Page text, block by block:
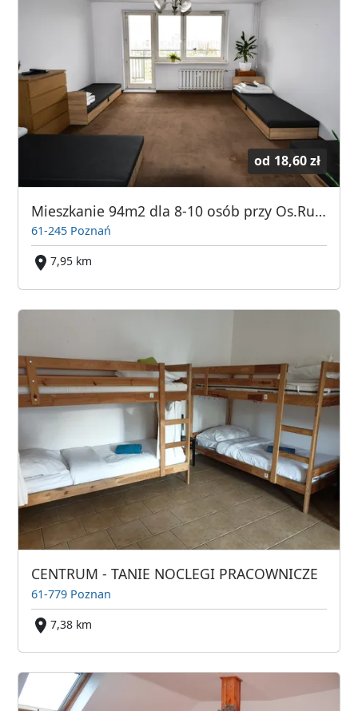
od 18,60 zł
Mieszkanie 94m2 dla 8-10 osób przy Os.Rusa w Poznaniu - KWATERY PRACOWNICZE!
61-245 Poznań
7,95 km
CENTRUM - TANIE NOCLEGI PRACOWNICZE
61-779 Poznan
7,38 km